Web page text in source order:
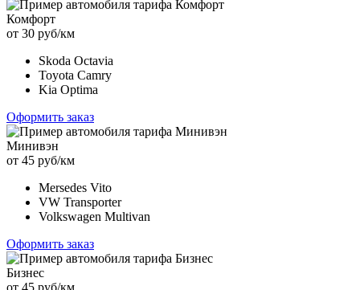
Комфорт
от 30 руб/км
Skoda Octavia
Toyota Camry
Kia Optima
Оформить заказ
Минивэн
от 45 руб/км
Mersedes Vito
VW Transporter
Volkswagen Multivan
Оформить заказ
Бизнес